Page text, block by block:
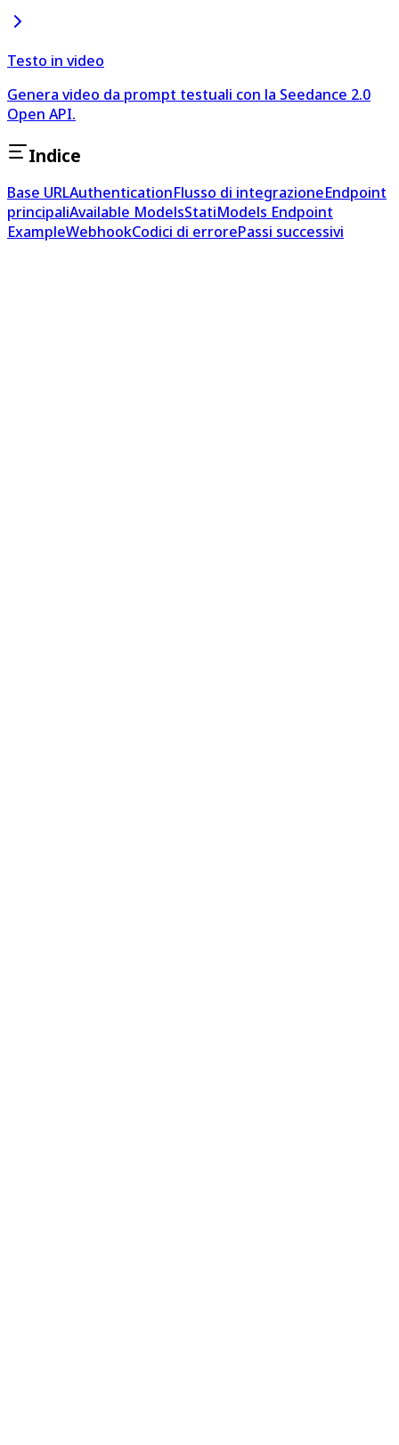
Testo in video
Genera video da prompt testuali con la Seedance 2.0
Open API.
Indice
Base URLAuthenticationFlusso di integrazioneEndpoint
principaliAvailable ModelsStatiModels Endpoint
ExampleWebhookCodici di errorePassi successivi